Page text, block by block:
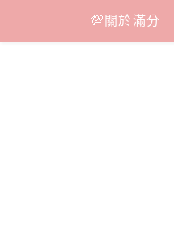
content
💯關於滿分